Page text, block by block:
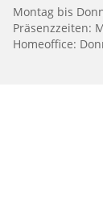
Montag bis
Präsenzzeiten:
Homeoffice: